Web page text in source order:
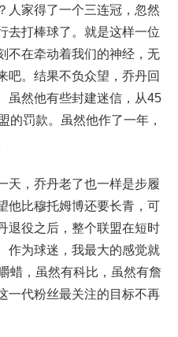
人家得了一个三连冠，忽然
去打棒球了。就是这样一位
不在牵动着我们的神经，无
吧。结果不负众望，乔丹回
虽然他有些封建迷信，从45
的罚款。虽然他作了一年，
天，乔丹老了也一样是步履
他比穆托姆博还要长青，可
退役之后，整个联盟在短时
作为球迷，我最大的感觉就
蜡，虽然有科比，虽然有詹
一代粉丝最关注的目标不再